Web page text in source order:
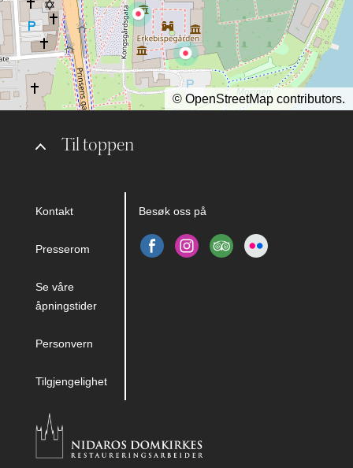
Til toppen
Kontakt
Presserom
Se våre
åpningstider
Personvern
Tilgjengelighet
Besøk oss på
© OpenStreetMap contributors.